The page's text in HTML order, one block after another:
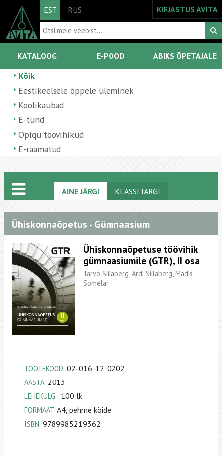
EST RUS KIRJASTUS AVITA
KATALOOG E-POOD ABIKS ÕPETAJALE
Kõik
Eestikeelsele õppele üleminek
Koolikaubad
E-tund
Opiqu töövihikud
E-raamatud
AINE JÄRGI KLASSI JÄRGI
Ühiskonnaõpetus - Gümnaasium
Ühiskonnaõpetuse töövihik
gümnaasiumile (GTR), II osa
Tarvo Siilaberg, Ardi Siilaberg, Madis
Somelar
TOOTEKOOD: 02-016-12-0202
AASTA: 2013
LEHEKÜLGI: 100 lk
FORMAAT: A4, pehme köide
ISBN: 9789985219362